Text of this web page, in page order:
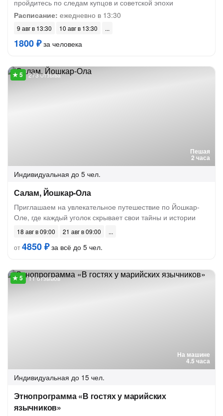
пройдитесь по следам купцов и советской эпохи
Расписание: ежедневно в 13:30
9 авг в 13:30 10 авг в 13:30
1800 ₽за человека
Пешая
2 часа
273 отзыва
Индивидуальная до 5 чел.
Салам, Йошкар-Ола
Приглашаем на увлекательное путешествие по Йошкар-
Оле, где каждый уголок скрывает свои тайны и истории
18 авг в 09:00
21 авг в 09:00
от4850 ₽за всё до 5 чел.
На машине
4.5 часа
11 отзывов
Индивидуальная до 15 чел.
Этнопрограмма «В гостях у марийских
язычников»